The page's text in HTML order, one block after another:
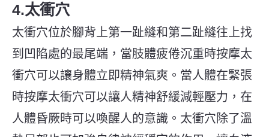
4.太衝穴
太衝穴位於腳背上第一趾縫和第二趾縫往上找
到凹陷處的最尾端，當肢體疲倦沉重時按摩太
衝穴可以讓身體立即精神氣爽。當人體在緊張
時按摩太衝穴可以讓人精神舒緩減輕壓力，在
人體昏厥時可以喚醒人的意識。太衝穴除了溫